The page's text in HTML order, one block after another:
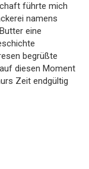
führte mich
namens
eine
begrüßte
diesen Moment
Zeit endgültig